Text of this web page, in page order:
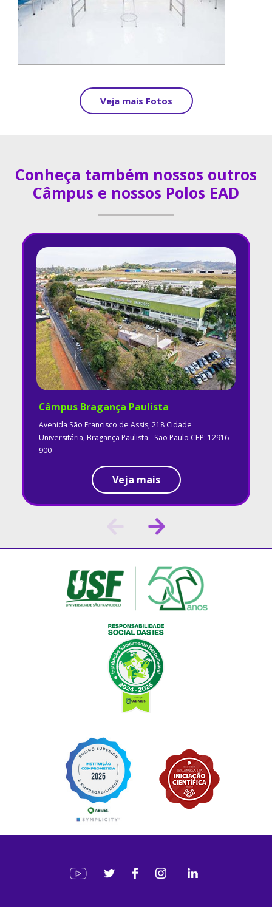
Veja mais Fotos
Conheça também nossos outros
Câmpus e nossos Polos EAD
Câmpus Bragança Paulista
Avenida São Francisco de Assis, 218 Cidade
Universitária, Bragança Paulista - São Paulo CEP: 12916-
900
Veja mais